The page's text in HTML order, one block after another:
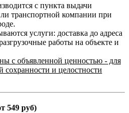
с пункта выдачи
транспортной компании при
услуги: доставка до адреса
работы на объекте и
с объявленной ценностью - для
сохранности и целостности
549 руб)